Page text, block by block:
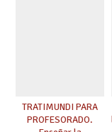
TRATIMUNDI PARA
PROFESORADO.